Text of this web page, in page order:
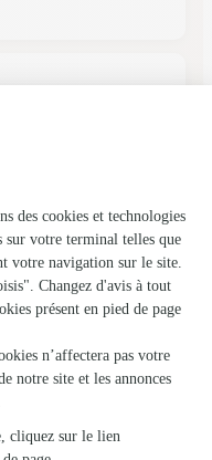
et dans mon
via Trustpilot.
Voir tous
sur Trustpilot
et
par le